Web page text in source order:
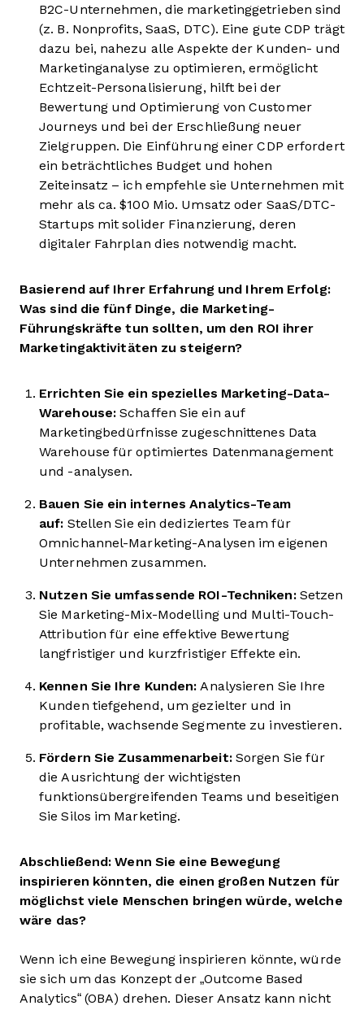
B2C-Unternehmen, die marketinggetrieben sind
(z. B. Nonprofits, SaaS, DTC). Eine gute CDP trägt
dazu bei, nahezu alle Aspekte der Kunden- und
Marketinganalyse zu optimieren, ermöglicht
Echtzeit-Personalisierung, hilft bei der
Bewertung und Optimierung von Customer
Journeys und bei der Erschließung neuer
Zielgruppen. Die Einführung einer CDP erfordert
ein beträchtliches Budget und hohen
Zeiteinsatz – ich empfehle sie Unternehmen mit
mehr als ca. $100 Mio. Umsatz oder SaaS/DTC-
Startups mit solider Finanzierung, deren
digitaler Fahrplan dies notwendig macht.
Basierend auf Ihrer Erfahrung und Ihrem Erfolg:
Was sind die fünf Dinge, die Marketing-
Führungskräfte tun sollten, um den ROI ihrer
Marketingaktivitäten zu steigern?
Errichten Sie ein spezielles Marketing-Data-
Warehouse: Schaffen Sie ein auf
Marketingbedürfnisse zugeschnittenes Data
Warehouse für optimiertes Datenmanagement
und -analysen.
Bauen Sie ein internes Analytics-Team
auf: Stellen Sie ein dediziertes Team für
Omnichannel-Marketing-Analysen im eigenen
Unternehmen zusammen.
Nutzen Sie umfassende ROI-Techniken:Setzen
Sie Marketing-Mix-Modelling und Multi-Touch-
Attribution für eine effektive Bewertung
langfristiger und kurzfristiger Effekte ein.
Kennen Sie Ihre Kunden: Analysieren Sie Ihre
Kunden tiefgehend, um gezielter und in
profitable, wachsende Segmente zu investieren.
Fördern Sie Zusammenarbeit:Sorgen Sie für
die Ausrichtung der wichtigsten
funktionsübergreifenden Teams und beseitigen
Sie Silos im Marketing.
Abschließend: Wenn Sie eine Bewegung
inspirieren könnten, die einen großen Nutzen für
möglichst viele Menschen bringen würde, welche
wäre das?
Wenn ich eine Bewegung inspirieren könnte, würde
sie sich um das Konzept der „Outcome Based
Analytics“ (OBA) drehen. Dieser Ansatz kann nicht